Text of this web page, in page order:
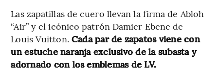
Las zapatillas de cuero llevan la firma de Abloh
“Air” y el icónico patrón Damier Ebene de
Louis Vuitton. Cada par de zapatos viene con
un estuche naranja exclusivo de la subasta y
adornado con los emblemas de LV.